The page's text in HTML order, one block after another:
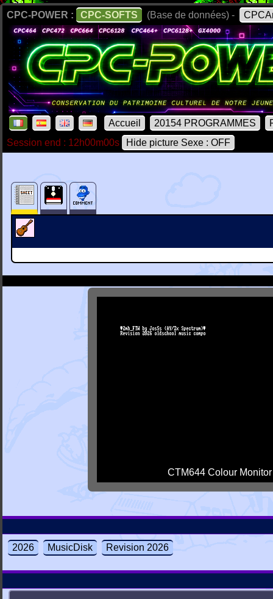
CPC-POWER : CPC-SOFTS (Base de données) -
Accueil 20154 PROGRAMMES
Session end : 12h00m00s
Hide picture Sexe : OFF
CTM644 Colour Monitor
2026 MusicDisk Revision 2026